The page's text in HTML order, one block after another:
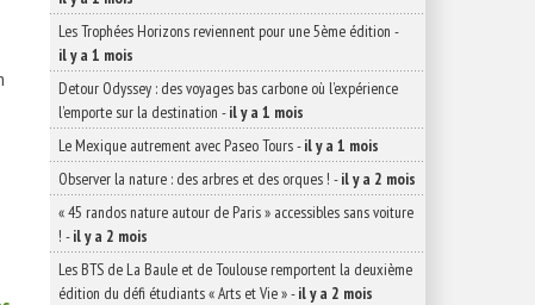
Les Trophées Horizons reviennent pour une 5ème édition -
il y a 1 mois
Detour Odyssey : des voyages bas carbone où l’expérience
l’emporte sur la destination -il y a 1 mois
Le Mexique autrement avec Paseo Tours-il y a 1 mois
Observer la nature : des arbres et des orques ! -il y a 2 mois
« 45 randos nature autour de Paris » accessibles sans voiture
! -il y a 2 mois
Les BTS de La Baule et de Toulouse remportent la deuxième
édition du défi étudiants « Arts et Vie »-il y a 2 mois